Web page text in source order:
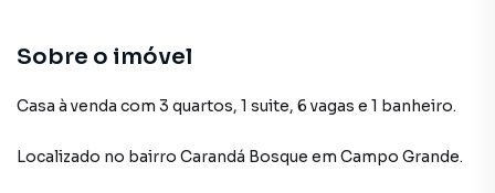
Sobre o imóvel
Casa à venda com 3 quartos, 1 suite, 6 vagas e 1 banheiro.
Localizado no bairro Carandá Bosque em Campo Grande.